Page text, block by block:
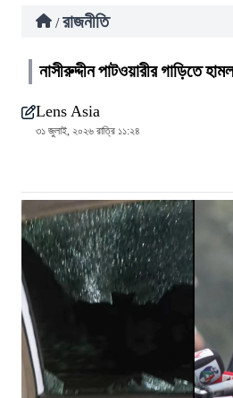
/ রাজনীতি
নাসীরুদ্দীন পাটওয়ারীর গাড়িতে
Lens Asia
৩১ জুলাই, ২০২৬ রাত্রি ১১:২৪